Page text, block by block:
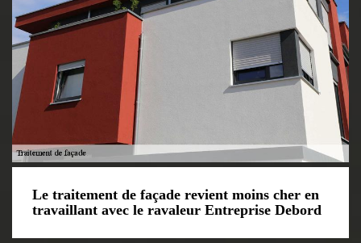
Le traitement de façade revient moins cher en
travaillant avec le ravaleur Entreprise Debord